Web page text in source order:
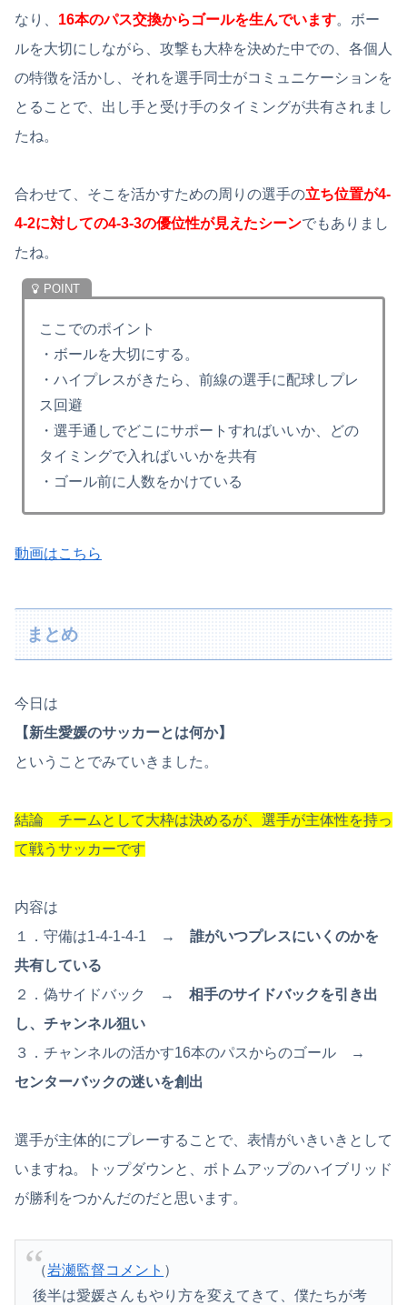
なり、 16本のパス交換からゴールを生んでいます。ボー
ルを大切にしながら、攻撃も大枠を決めた中での、各個人
の特徴を活かし、それを選手同士がコミュニケーションを
とることで、出し手と受け手のタイミングが共有されまし
たね。
合わせて、そこを活かすための周りの選手の立ち位置が4-
4-2に対しての4-3-3の優位性が見えたシーンでもありまし
たね。
ここでのポイント
・ボールを大切にする。
・ハイプレスがきたら、前線の選手に配球しプレ
ス回避
・選手通しでどこにサポートすればいいか、どの
タイミングで入ればいいかを共有
・ゴール前に人数をかけている
動画はこちら
まとめ
今日は
【新生愛媛のサッカーとは何か】
ということでみていきました。
結論 チームとして大枠は決めるが、選手が主体性を持っ
て戦うサッカーです
内容は
１．守備は1-4-1-4-1 → 誰がいつプレスにいくのかを
共有している
２．偽サイドバック → 相手のサイドバックを引き出
し、チャンネル狙い
３．チャンネルの活かす16本のパスからのゴール →
センターバックの迷いを創出
選手が主体的にプレーすることで、表情がいきいきとして
いますね。トップダウンと、ボトムアップのハイブリッド
が勝利をつかんだのだと思います。
（岩瀬監督コメント ）
後半は愛媛さんもやり方を変えてきて、僕たちが考